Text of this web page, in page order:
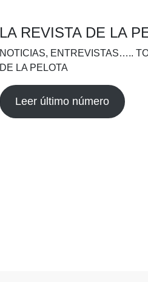
LA REVISTA DE LA
NOTICIAS, ENTREVISTAS…..
DE LA PELOTA
Leer último número